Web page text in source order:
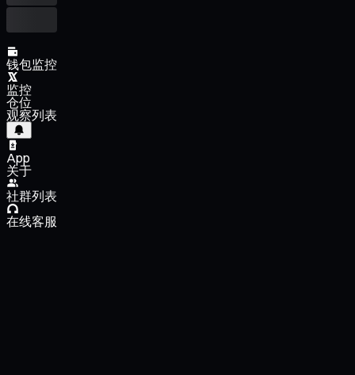
钱包监控
监控
仓位
观察列表
App
关于
社群列表
在线客服